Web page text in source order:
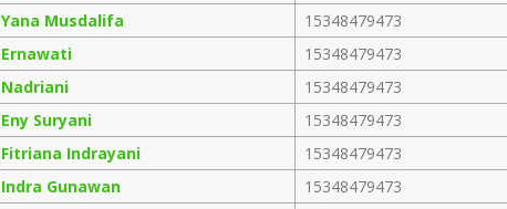
Yana Musdalifa 15348479473
Ernawati 15348479473
Nadriani 15348479473
Eny Suryani 15348479473
Fitriana Indrayani 15348479473
Indra Gunawan 15348479473